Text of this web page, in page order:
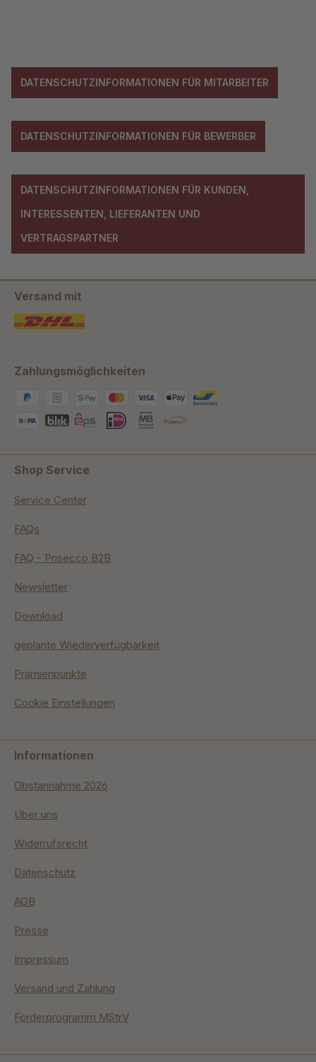
DATENSCHUTZINFORMATIONEN FÜR MITARBEITER
DATENSCHUTZINFORMATIONEN FÜR BEWERBER
DATENSCHUTZINFORMATIONEN FÜR KUNDEN,
INTERESSENTEN, LIEFERANTEN UND
VERTRAGSPARTNER
Versand mit
Zahlungsmöglichkeiten
Shop Service
Service Center
FAQs
FAQ - Prisecco B2B
Newsletter
Download
geplante Wiederverfügbarkeit
Prämienpunkte
Cookie Einstellungen
Informationen
Obstannahme 2026
Über uns
Widerrufsrecht
Datenschutz
AGB
Presse
Impressum
Versand und Zahlung
Förderprogramm MStrV